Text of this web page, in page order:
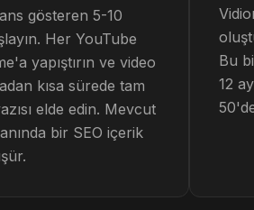
gösteren 5-10
Her YouTube
yapıştırın ve video
kısa sürede tam
elde edin. Mevcut
bir SEO içerik
Bu
12